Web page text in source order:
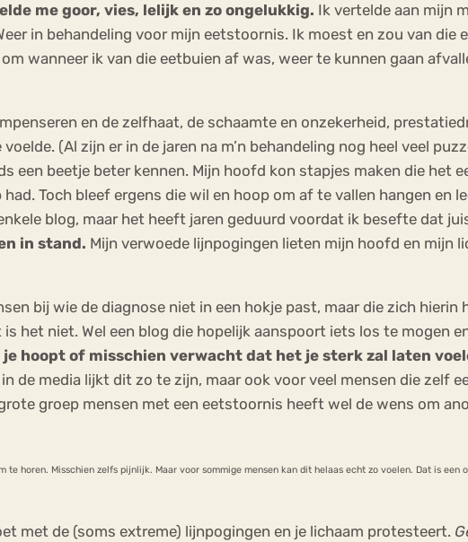
me goor, vies, lelijk en zo ongelukkig. Ik vertelde aan mijn
in behandeling voor mijn eetstoornis. Ik moest en zou van die
wanneer ik van die eetbuien af was, weer te kunnen gaan
en de zelfhaat, de schaamte en onzekerheid,
(Al zijn er in de jaren na m’n behandeling nog heel veel
een beetje beter kennen. Mijn hoofd kon stapjes maken die het
Toch bleef ergens die wil en hoop om af te vallen hangen en
blog, maar het heeft jaren geduurd voordat ik besefte dat
in stand. Mijn verwoede lijnpogingen lieten mijn hoofd en mijn
bij wie de diagnose niet in een hokje past, maar die zich hierin
het niet. Wel een blog die hopelijk aanspoort iets los te mogen
hoopt of misschien verwacht dat het je sterk zal laten
de media lijkt dit zo te zijn, maar ook voor veel mensen die zelf
groep mensen met een eetstoornis heeft wel de wens om
horen. Misschien zelfs pijnlijk. Maar voor sommige mensen kan dit helaas echt zo voelen. Dat is
met de (soms extreme) lijnpogingen en je lichaam protesteert.